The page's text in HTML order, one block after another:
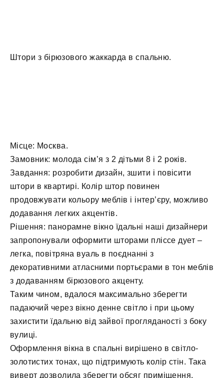
Штори з бірюзового жаккарда в спальню.
Місце: Москва.
Замовник: молода сім’я з 2 дітьми 8 і 2 років.
Завдання: розробити дизайн, зшити і повісити
штори в квартирі. Колір штор повинен
продовжувати кольору меблів і інтер’єру, можливо
додавання легких акцентів.
Рішення: панорамне вікно їдальні наші дизайнери
запропонували оформити шторами пліссе дует –
легка, повітряна вуаль в поєднанні з
декоративними атласними портьєрами в тон меблів
з додаванням бірюзового акценту.
Таким чином, вдалося максимально зберегти
падаючий через вікно денне світло і при цьому
захистити їдальню від зайвої прогляданості з боку
вулиці.
Оформлення вікна в спальні вирішено в світло-
золотистих тонах, що підтримують колір стін. Така
виверт дозволила зберегти обсяг приміщення.